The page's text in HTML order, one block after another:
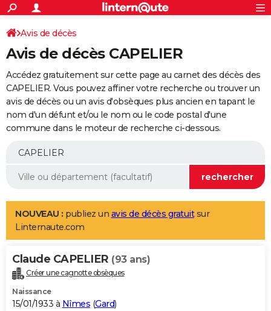
ACTUALITÉS
Politique
Société
Faits Divers
Education
Monde
Villes
+
SPORT
Coupe du monde 2026
Football
Tennis
Cyclisme
Rugby
Forum
Programme TV
TNT
Streaming
Cinéma
Sorties cinéma
Musique
+
FINANCE
Retraite
Epargne
Immobilier
Risques naturels par ville
Banque
Assurance
AUTO
Essais
Réserver un essai
Citadines
Berlines
SUV
Forum auto
+
Mobiles
Meilleur smartphone
Internet
Ordinateurs
Jeux vidéo
Guide high-tech
Aménagement intérieur
LIFESTYLE
Art de vivre
Bien-être
Loisirs
Mode
Modes de vie
Alimentation
Guide de la santé
Maladies
Médicaments
Sommeil
VOYAGE
Destinations
City break
Voyage nature
Voyage de noces
Forum
Climat
+PHOTO
Avis de décès
Avis de décès CAPELIER
Accédez gratuitement sur cette page au carnet des décès des
CAPELIER. Vous pouvez affiner votre recherche ou trouver un
avis de décès ou un avis d'obsèques plus ancien en tapant le
nom d'un défunt et/ou le nom ou le code postal d'une
commune dans le moteur de recherche ci-dessous.
NOUVEAU : publiez un avis de décès gratuitsur
Linternaute.com
Claude CAPELIER (93 ans)
Créer une cagnotte obsèques
Naissance
15/01/1933 à Nîmes (Gard)